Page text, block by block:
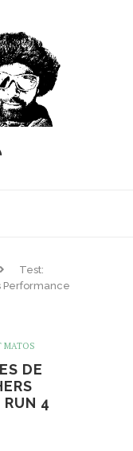
Test:
Performance
MATOS
DE
RUN 4